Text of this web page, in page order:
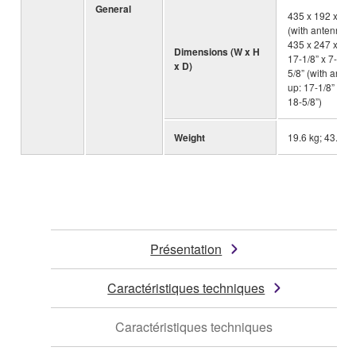
General
Dimensions (W x H
x D)
435 x 192 x
(with antenna
435 x 247 x
17-1/8” x 7-1/
5/8” (with
up: 17-1/8” x 9-
18-5/8”)
Weight 19.6 kg; 43.2
Présentation
Caractéristiques techniques
Caractéristiques techniques